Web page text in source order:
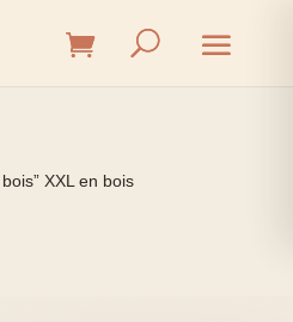
XXL en bois